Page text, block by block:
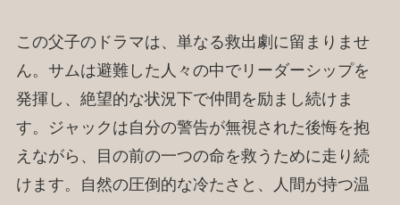
この父子のドラマは、単なる救出劇に留まりませ
ん。サムは避難した人々の中でリーダーシップを
発揮し、絶望的な状況下で仲間を励まし続けま
す。ジャックは自分の警告が無視された後悔を抱
えながら、目の前の一つの命を救うために走り続
けます。自然の圧倒的な冷たさと、人間が持つ温